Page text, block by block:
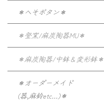
＊へそボタン＊
＊登窯/麻炭陶器MU＊
＊麻炭陶器/中鉢＆変形鉢＊
＊オーダーメイド
(器,麻鈴etc...)＊